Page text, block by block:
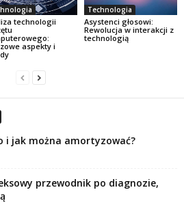
technologii
aspekty i
Technologia
Asystenci głosowi:
Rewolucja w interakcji z
technologią
i jak można amortyzować?
przewodnik po diagnozie,